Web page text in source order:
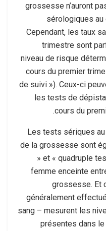
grossesse n’auront
sérologiques au
Cependant, les taux
trimestre sont
niveau de risque
cours du premier
de suivi »). Ceux-ci
les tests de
cours du
Les tests sériques
de la grossesse sont
» et « quadruple
femme enceinte
grossesse. Et
généralement
sang – mesurent les
présentes dans